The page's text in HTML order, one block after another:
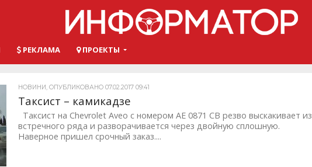
РЕКЛАМА ПРОЕКТЫ
НОВИНИ, ОПУБЛИКОВАНО 07.02.2017 09:41
Таксист – камикадзе
Таксист на Chevrolet Aveo с номером АЕ 0871 СВ резво выскакивает из
встречного ряда и разворачивается через двойную сплошную.
Наверное пришел срочный заказ....